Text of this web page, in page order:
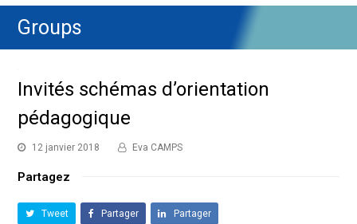
Groups
Invités schémas d’orientation
pédagogique
12 janvier 2018 Eva CAMPS
Partagez
Tweet Partager Partager